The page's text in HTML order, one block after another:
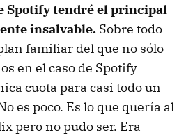
Spotify tendré el principal
insalvable. Sobre todo
familiar del que no sólo
en el caso de Spotify
cuota para casi todo un
es poco. Es lo que quería al
pero no pudo ser. Era